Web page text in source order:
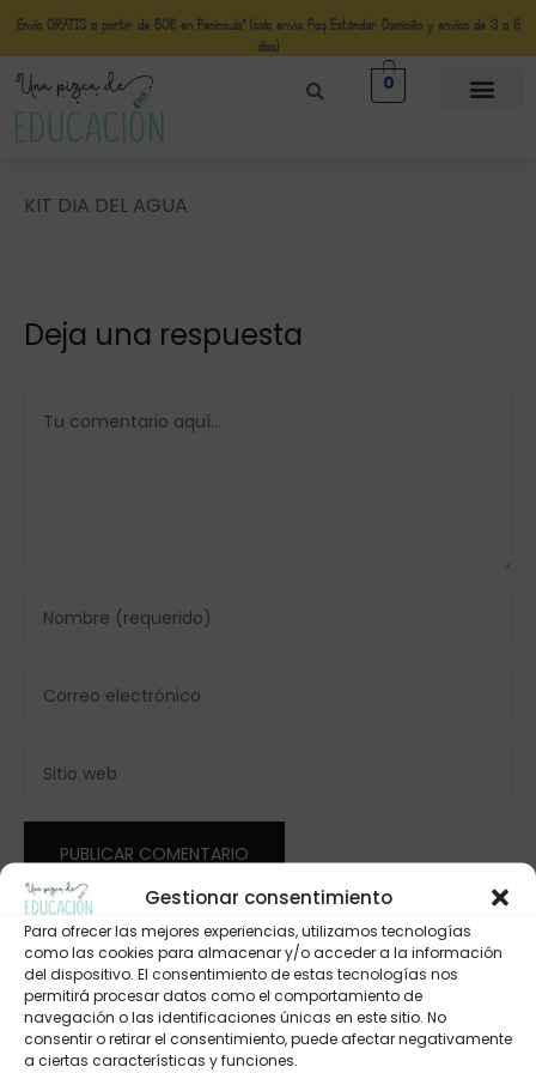
Gestionar consentimiento
Para ofrecer las mejores experiencias, utilizamos tecnologías
como las cookies para almacenar y/o acceder a la información
del dispositivo. El consentimiento de estas tecnologías nos
permitirá procesar datos como el comportamiento de
navegación o las identificaciones únicas en este sitio. No
consentir o retirar el consentimiento, puede afectar negativamente
a ciertas características y funciones.
Envío GRATIS a partir de 50€ en Península* (solo envio Paq Estándar Domicilio y envíos de 3 a 5
días)
0
KIT DIA DEL AGUA
Deja una respuesta